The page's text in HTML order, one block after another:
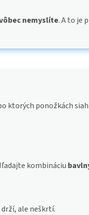
nemyslíte. A to je
ktorých ponožkách
kombináciu
ale neškrtí.